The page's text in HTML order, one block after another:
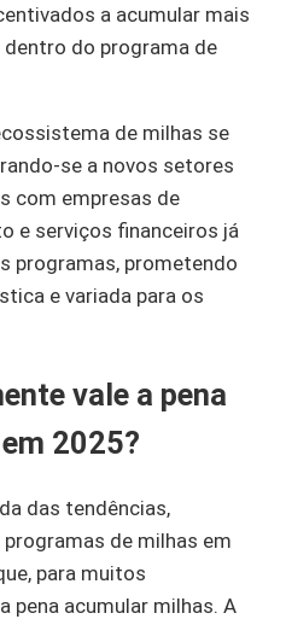
a acumular mais
do programa de
de milhas se
se a novos setores
com empresas de
e serviços financeiros já
programas, prometendo
e variada para os
vale a pena
2025?
das tendências,
de milhas em
para muitos
pena acumular milhas. A